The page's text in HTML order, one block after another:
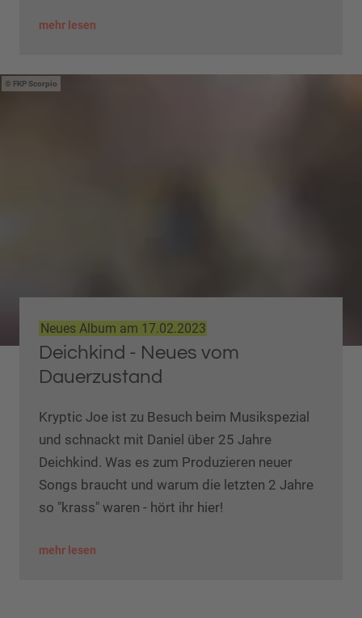
mehr lesen
FKP Scorpio
Neues Album am 17.02.2023
Deichkind - Neues vom
Dauerzustand
Kryptic Joe ist zu Besuch beim Musikspezial
und schnackt mit Daniel über 25 Jahre
Deichkind. Was es zum Produzieren neuer
Songs braucht und warum die letzten 2 Jahre
so "krass" waren - hört ihr hier!
mehr lesen